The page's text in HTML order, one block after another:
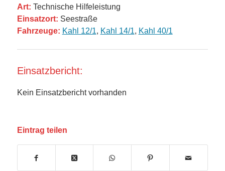
Art: Technische Hilfeleistung
Einsatzort: Seestraße
Fahrzeuge: Kahl 12/1, Kahl 14/1, Kahl 40/1
Einsatzbericht:
Kein Einsatzbericht vorhanden
Eintrag teilen